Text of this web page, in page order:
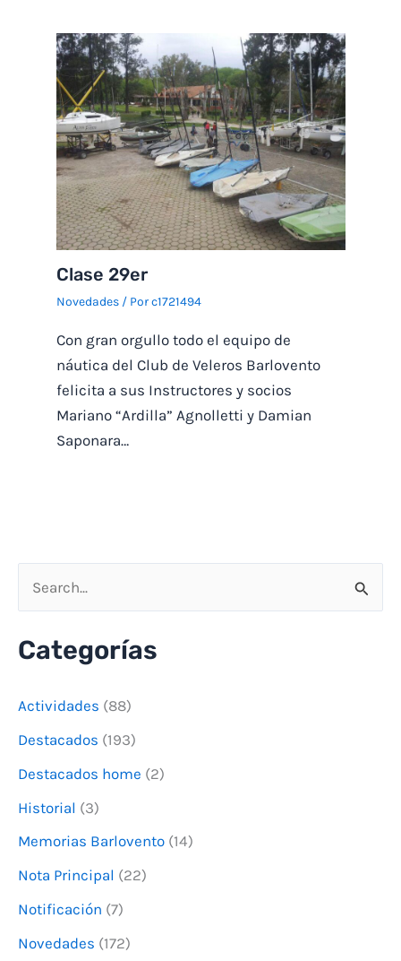
Clase 29er
Novedades/ Porc1721494
Con gran orgullo todo el equipo de
náutica del Club de Veleros Barlovento
felicita a sus Instructores y socios
Mariano “Ardilla” Agnolletti y Damian
Saponara…
s
a
r
p
o
r
:
Categorías
Actividades (88)
Destacados (193)
Destacados home (2)
Historial (3)
Memorias Barlovento (14)
Nota Principal (22)
Notificación (7)
Novedades (172)